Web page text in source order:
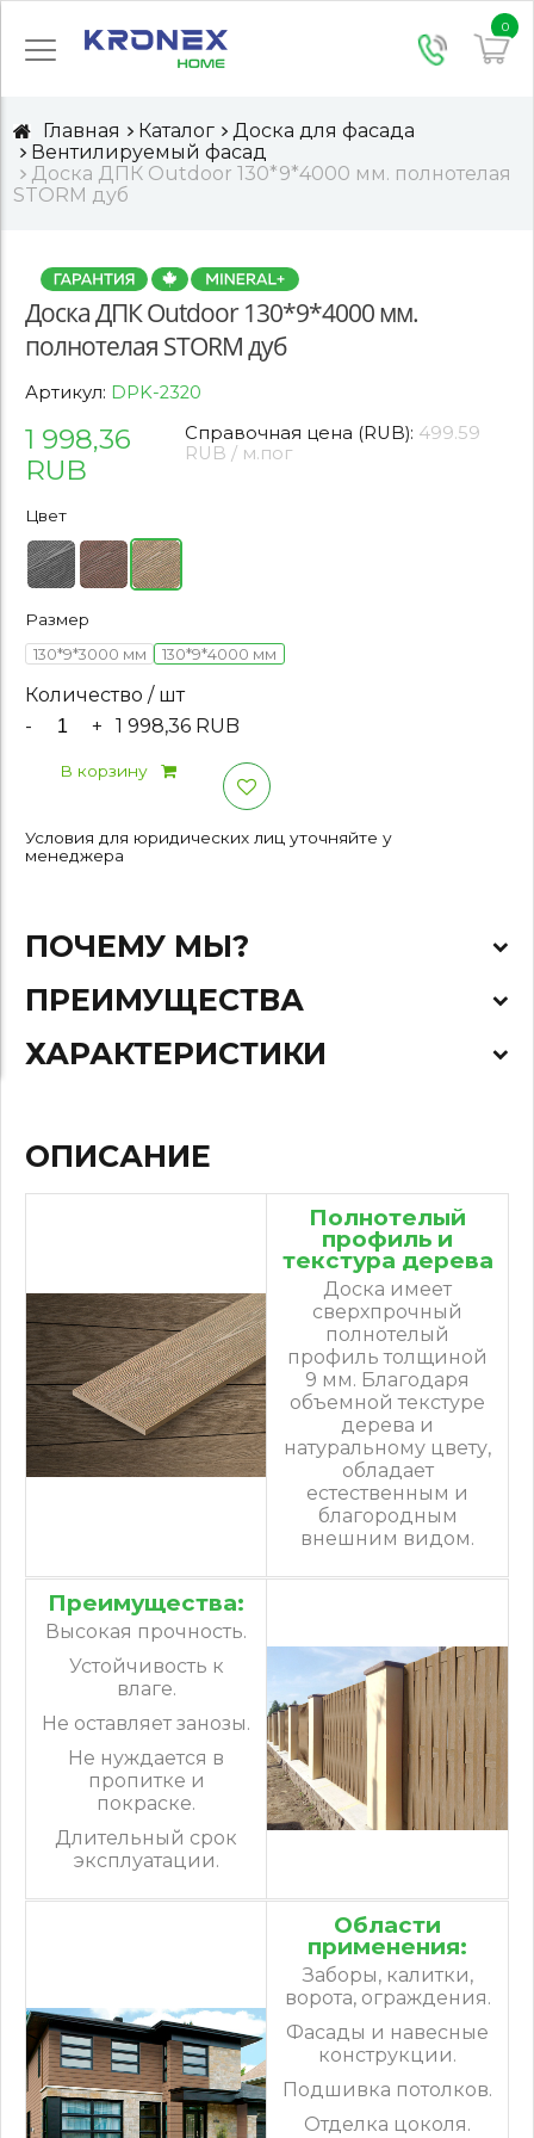
0
Главная Каталог
Доска для фасада
Вентилируемый фасад
Доска ДПК Outdoor 130*9*4000 мм. полнотелая
STORM дуб
Доска ДПК Outdoor 130*9*4000 мм.
полнотелая STORM дуб
Артикул: DPK-2320
1 998,36
RUB
Справочная цена (RUB): 499.59
RUB / м.пог
Цвет
Размер
130*9*3000 мм 130*9*4000 мм
Количество / шт
-
+ 1 998,36 RUB
В корзину
Условия для юридических лиц уточняйте у
менеджера
ПОЧЕМУ МЫ?
ПРЕИМУЩЕСТВА
ХАРАКТЕРИСТИКИ
ОПИСАНИЕ
Полнотелый
профиль и
текстура дерева
Доска имеет
сверхпрочный
полнотелый
профиль толщиной
9 мм. Благодаря
объемной текстуре
дерева и
натуральному цвету,
обладает
естественным и
благородным
внешним видом.
Преимущества:
Высокая прочность.
Устойчивость к
влаге.
Не оставляет занозы.
Не нуждается в
пропитке и
покраске.
Длительный срок
эксплуатации.
Области
применения:
Заборы, калитки,
ворота, ограждения.
Фасады и навесные
конструкции.
Подшивка потолков.
Отделка цоколя.